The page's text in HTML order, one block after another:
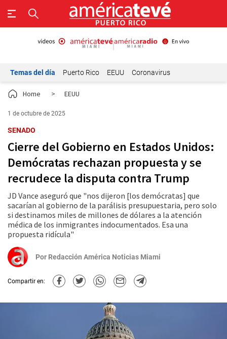
Temas del día Puerto Rico EEUU Coronavirus
Home > EEUU
1 de octubre de 2025
SENADO
Cierre del Gobierno en Estados Unidos:
Demócratas rechazan propuesta y se
recrudece la disputa contra Trump
JD Vance aseguró que "nos dijeron [los demócratas] que
sacarían al gobierno de la parálisis presupuestaria, pero solo
si destinamos miles de millones de dólares a la atención
médica de los inmigrantes indocumentados. Esa una
propuesta ridícula"
Por Redacción América Noticias Miami
Compartir en: